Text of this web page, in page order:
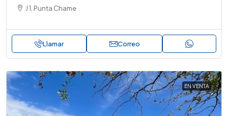
J 1, Punta Chame
Llamar Correo
EN VENTA